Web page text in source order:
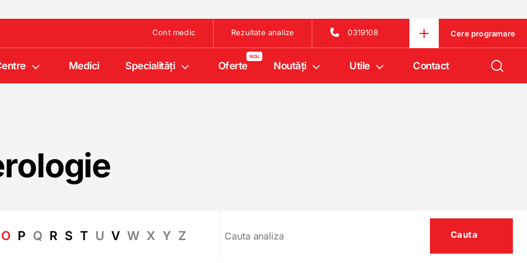
Cont medic Rezultate analize 0319108 Cere programare
Medici Specialități Oferte Noutăţi Utile Contact
O P Q R S T U V W X Y Z